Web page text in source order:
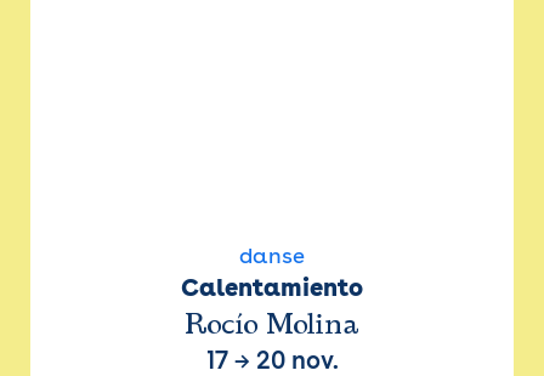
danse
Calentamiento
Rocío Molina
17→ 20 nov.